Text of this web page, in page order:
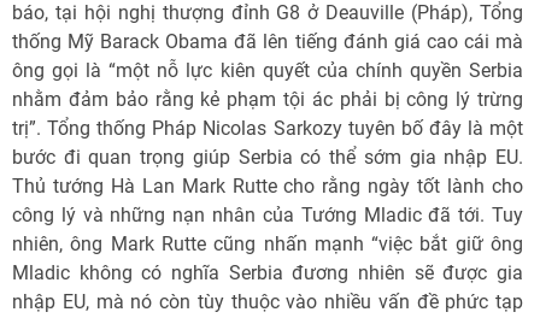
báo, tại hội nghị thượng đỉnh G8 ở Deauville (Pháp), Tổng
thống Mỹ Barack Obama đã lên tiếng đánh giá cao cái mà
ông gọi là “một nỗ lực kiên quyết của chính quyền Serbia
nhằm đảm bảo rằng kẻ phạm tội ác phải bị công lý trừng
trị”. Tổng thống Pháp Nicolas Sarkozy tuyên bố đây là một
bước đi quan trọng giúp Serbia có thể sớm gia nhập EU.
Thủ tướng Hà Lan Mark Rutte cho rằng ngày tốt lành cho
công lý và những nạn nhân của Tướng Mladic đã tới. Tuy
nhiên, ông Mark Rutte cũng nhấn mạnh “việc bắt giữ ông
Mladic không có nghĩa Serbia đương nhiên sẽ được gia
nhập EU, mà nó còn tùy thuộc vào nhiều vấn đề phức tạp